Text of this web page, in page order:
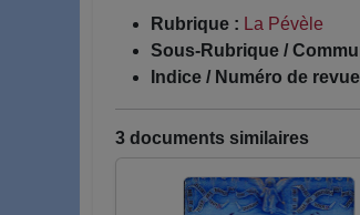
Rubrique : La Pévèle
Sous-Rubrique /
Indice / Numéro de
3 documents similaires